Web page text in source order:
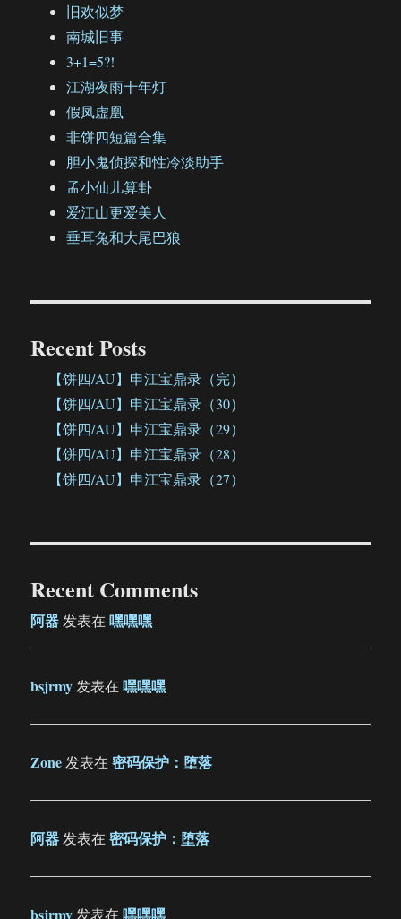
旧欢似梦
南城旧事
3+1=5?!
江湖夜雨十年灯
假凤虚凰
非饼四短篇合集
胆小鬼侦探和性冷淡助手
孟小仙儿算卦
爱江山更爱美人
垂耳兔和大尾巴狼
Recent Posts
【饼四/AU】申江宝鼎录（完）
【饼四/AU】申江宝鼎录（30）
【饼四/AU】申江宝鼎录（29）
【饼四/AU】申江宝鼎录（28）
【饼四/AU】申江宝鼎录（27）
Recent Comments
阿器发表在嘿嘿嘿
bsjrmy发表在嘿嘿嘿
Zone发表在密码保护：堕落
阿器发表在密码保护：堕落
bsjrmy 发表在嘿嘿嘿